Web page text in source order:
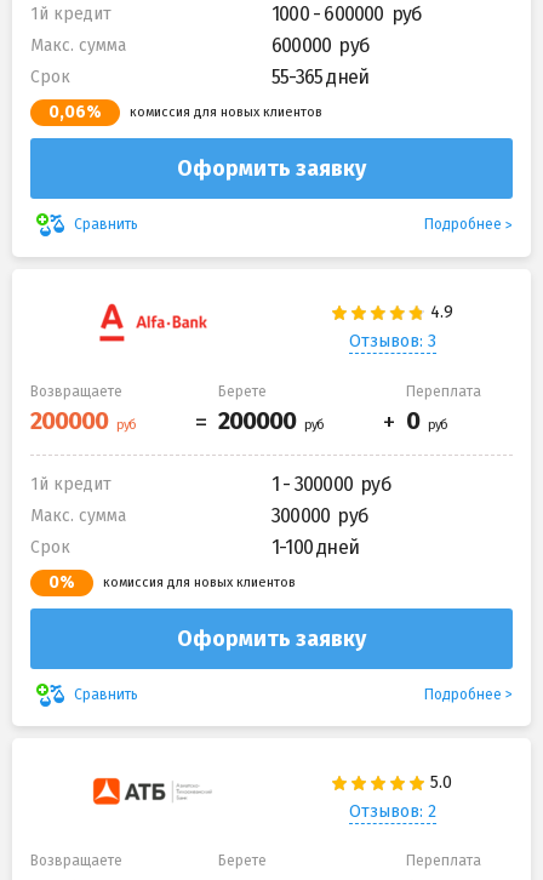
1й кредит 1000 - 600000
Макс. сумма 600000
Срок 55-365 дней
0,06% комиссия для новых клиентов
Оформить заявку
Сравнить Подробнее
Отзывов: 3
Возвращаете Берете Переплата
1й кредит 1 - 300000
Макс. сумма 300000
Срок 1-100 дней
0% комиссия для новых клиентов
Оформить заявку
Сравнить Подробнее
Отзывов: 2
Возвращаете Берете Переплата